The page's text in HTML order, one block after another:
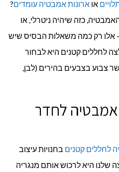
או ארונות אמבטיה עומדים?
כזה שיהיה ניטרלי, או
אלו רק כמה משאלות הבסיס שיש
לחללים קטנים היא לבחור
צבוע בצבעים בהירים (לבן,
אמבטיה לחדר
לחללים קטנים בחנויות עיצוב
היא לרכוש אותם מנגריה